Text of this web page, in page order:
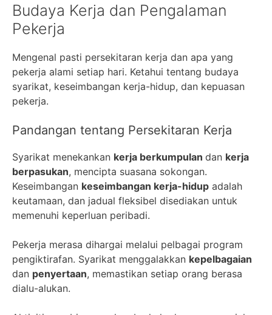
Budaya Kerja dan Pengalaman
Pekerja
Mengenal pasti persekitaran kerja dan apa yang
pekerja alami setiap hari. Ketahui tentang budaya
syarikat, keseimbangan kerja-hidup, dan kepuasan
pekerja.
Pandangan tentang Persekitaran Kerja
Syarikat menekankan kerja berkumpulan dan kerja
berpasukan, mencipta suasana sokongan.
Keseimbangan keseimbangan kerja-hidup adalah
keutamaan, dan jadual fleksibel disediakan untuk
memenuhi keperluan peribadi.
Pekerja merasa dihargai melalui pelbagai program
pengiktirafan. Syarikat menggalakkan kepelbagaian
dan penyertaan, memastikan setiap orang berasa
dialu-alukan.